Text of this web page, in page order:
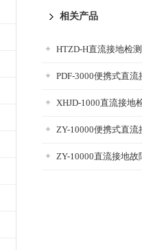
相关产品
HTZD-H直流接地检
PDF-3000便携式直
XHJD-1000直流接地
ZY-10000便携式直
ZY-10000直流接地故